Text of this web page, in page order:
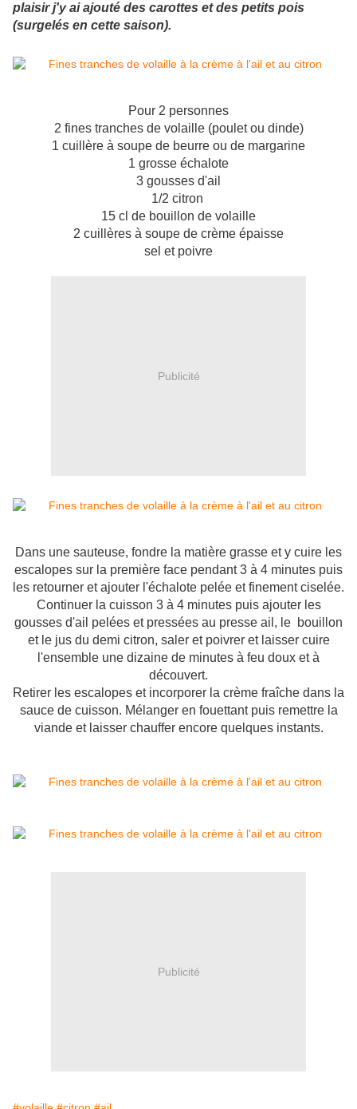
plaisir j'y ai ajouté des carottes et des petits pois
(surgelés en cette saison).
Pour 2 personnes
2 fines tranches de volaille (poulet ou dinde)
1 cuillère à soupe de beurre ou de margarine
1 grosse échalote
3 gousses d'ail
1/2 citron
15 cl de bouillon de volaille
2 cuillères à soupe de crème épaisse
sel et poivre
Publicité
Dans une sauteuse, fondre la matière grasse et y cuire les
escalopes sur la première face pendant 3 à 4 minutes puis
les retourner et ajouter l'échalote pelée et finement ciselée.
Continuer la cuisson 3 à 4 minutes puis ajouter les
gousses d'ail pelées et pressées au presse ail, le bouillon
et le jus du demi citron, saler et poivrer et laisser cuire
l'ensemble une dizaine de minutes à feu doux et à
découvert.
Retirer les escalopes et incorporer la crème fraîche dans la
sauce de cuisson. Mélanger en fouettant puis remettre la
viande et laisser chauffer encore quelques instants.
Publicité